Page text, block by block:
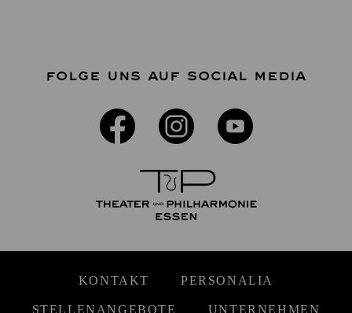
FOLGE UNS AUF SOCIAL MEDIA
KONTAKT PERSONALIA
STELLENANGEBOTE UNTERNEHMEN